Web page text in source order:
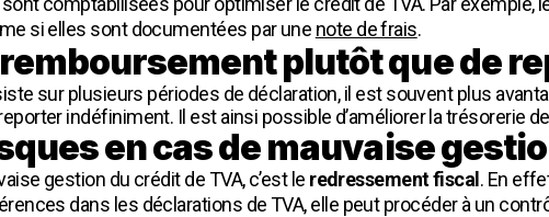
si elles sont documentées par une note de frais.
plutôt que de
sur plusieurs périodes de déclaration, il est souvent plus
indéfiniment. Il est ainsi possible d’améliorer la trésorerie
en cas de mauvaise
gestion du crédit de TVA, c’est le redressement fiscal . En
dans les déclarations de TVA, elle peut procéder à un